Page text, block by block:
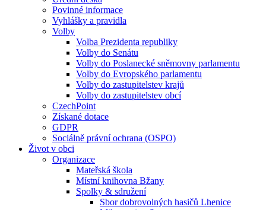
Povinné informace
Vyhlášky a pravidla
Volby
Volba Prezidenta republiky
Volby do Senátu
Volby do Poslanecké sněmovny parlamentu
Volby do Evropského parlamentu
Volby do zastupitelstev krajů
Volby do zastupitelstev obcí
CzechPoint
Získané dotace
GDPR
Sociálně právní ochrana (OSPO)
Život v obci
Organizace
Mateřská škola
Místní knihovna Bžany
Spolky & sdružení
Sbor dobrovolných hasičů Lhenice